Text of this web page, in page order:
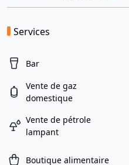
Services
Bar
Vente de gaz
domestique
Vente de pétrole
lampant
Boutique alimentaire